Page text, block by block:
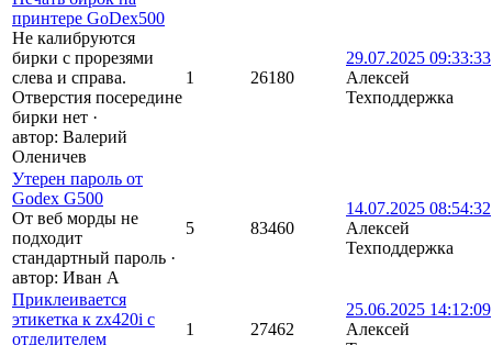
принтере GoDex500
Не калибруются
бирки с прорезями
слева и справа.
Отверстия посередине
бирки нет ·
автор: Валерий
Оленичев
1 26180
29.07.2025 09:33:33
Алексей
Техподдержка
Утерен пароль от
Godex G500
От веб морды не
подходит
стандартный пароль ·
автор: Иван А
5 83460
14.07.2025 08:54:32
Алексей
Техподдержка
Приклеивается
этикетка к zx420i с
отделителем
1 27462
25.06.2025 14:12:09
Алексей